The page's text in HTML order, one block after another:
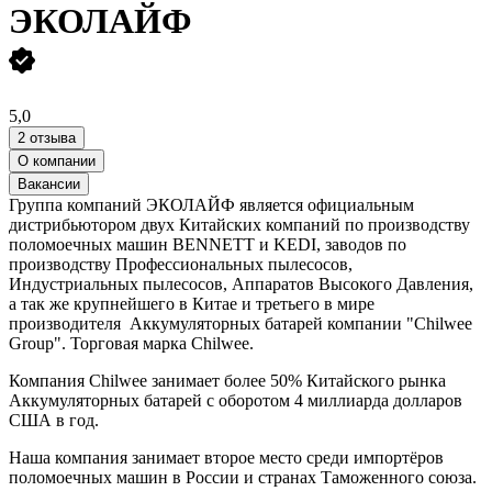
ЭКОЛАЙФ
5,0
2 отзыва
О компании
Вакансии
Группа компаний ЭКОЛАЙФ является официальным
дистрибьютором двух Китайских компаний по производству
поломоечных машин BENNETT и KEDI, заводов по
производству Профессиональных пылесосов,
Индустриальных пылесосов, Аппаратов Высокого Давления,
а так же крупнейшего в Китае и третьего в мире
производителя Аккумуляторных батарей компании "Chilwee
Group". Торговая марка Chilwee.
Компания Chilwee занимает более 50% Китайского рынка
Аккумуляторных батарей с оборотом 4 миллиарда долларов
США в год.
Наша компания занимает второе место среди импортёров
поломоечных машин в России и странах Таможенного союза.